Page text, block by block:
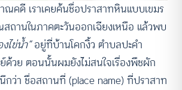
ณคดี เราเคยค้นชื่อปราสาทหินแบบเขมร
สถานในภาคตะวันออกเฉียงเหนือ แล้วพบ
ไข่น้ำ”อยู่ที่บ้านโคกงิ้ว ตำบลปะคำ
ด้วย ตอนนั้นผมยังไม่สนใจเรื่องพืชผัก
กว่า ชื่อสถานที่ (place name) ที่ปราสาท